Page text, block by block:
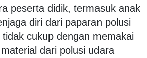
peserta didik, termasuk anak
diri dari paparan polusi
cukup dengan memakai
dari polusi udara